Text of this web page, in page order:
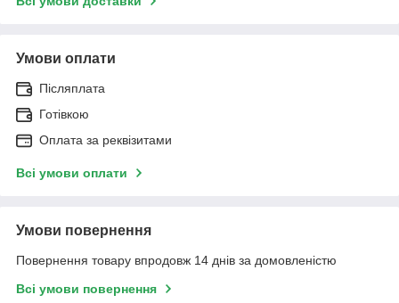
Умови оплати
Післяплата
Готівкою
Оплата за реквізитами
Всі умови оплати
Умови повернення
Повернення товару впродовж 14 днів за домовленістю
Всі умови повернення